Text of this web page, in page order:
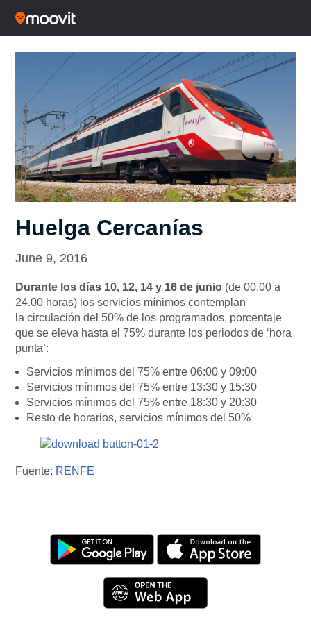
Huelga Cercanías
June 9, 2016
Durante los días 10, 12, 14 y 16 de junio (de 00.00 a
24.00 horas) los servicios mínimos contemplan
la circulación del 50% de los programados, porcentaje
que se eleva hasta el 75% durante los periodos de ‘hora
punta’:
Servicios mínimos del 75% entre 06:00 y 09:00
Servicios mínimos del 75% entre 13:30 y 15:30
Servicios mínimos del 75% entre 18:30 y 20:30
Resto de horarios, servicios mínimos del 50%
Fuente: RENFE